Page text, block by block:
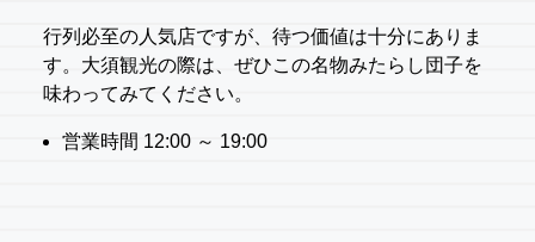
行列必至の人気店ですが、待つ価値は十分にありま
す。大須観光の際は、ぜひこの名物みたらし団子を
味わってみてください。
営業時間 12:00 ～ 19:00